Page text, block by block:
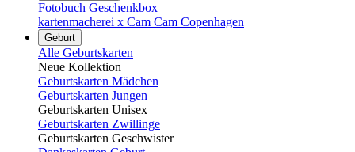
Fotobuch Geschenkbox
kartenmacherei x Cam Cam Copenhagen
Geburt
Alle Geburtskarten
Neue Kollektion
Geburtskarten Mädchen
Geburtskarten Jungen
Geburtskarten Unisex
Geburtskarten Zwillinge
Geburtskarten Geschwister